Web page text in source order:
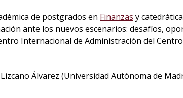
de postgrados en Finanzas y
ante los nuevos escenarios: desafíos,
Internacional de Administración del
Álvarez (Universidad Autónoma de